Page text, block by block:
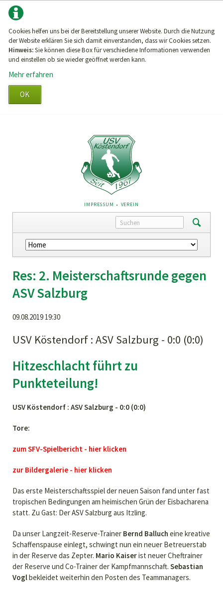
Cookies helfen uns bei der Bereitstellung unserer Website. Durch die Nutzung
der Website erklären Sie sich damit einverstanden, dass wir Cookies setzen.
Hinweis:Sie können diese Box für verschiedene Informationen verwenden
und einstellen ob sie wieder geöffnet werden kann.
Mehr erfahren
OK
NAVIGATION
ÜBERSPRINGEN
IMPRESSUM VEREIN
Navigation
überspringen
Res: 2. Meisterschaftsrunde gegen
ASV Salzburg
09.08.2019 19:30
USV Köstendorf : ASV Salzburg - 0:0 (0:0)
Hitzeschlacht führt zu
Punkteteilung!
USV Köstendorf : ASV Salzburg - 0:0 (0:0)
Tore:
zum SFV-Spielbericht - hier klicken
zur Bildergalerie - hier klicken
Das erste Meisterschaftsspiel der neuen Saison fand unter fast
tropischen Bedingungen am heimischen Grün der Eisbacharena
statt. Zu Gast: Der ASV Salzburg aus Itzling.
Da unser Langzeit-Reserve-Trainer Bernd Balluch eine kreative
Schaffenspause einlegt, schwingt nun ein neuer Betreuerstab
in der Reserve das Zepter. Mario Kaiserist neuer Cheftrainer
der Reserve und Co-Trainer der Kampfmannschaft. Sebastian
Voglbekleidet weiterhin den Posten des Teammanagers.